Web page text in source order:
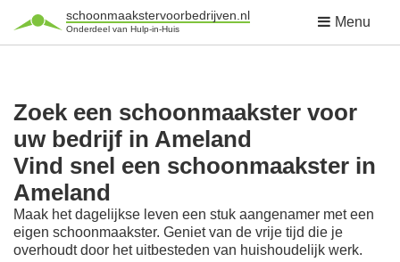
schoonmaakstervoorbedrijven.nl
Onderdeel van Hulp-in-Huis Menu
Zoek een schoonmaakster voor
uw bedrijf in Ameland
Vind snel een schoonmaakster in
Ameland
Maak het dagelijkse leven een stuk aangenamer met een
eigen schoonmaakster. Geniet van de vrije tijd die je
overhoudt door het uitbesteden van huishoudelijk werk.